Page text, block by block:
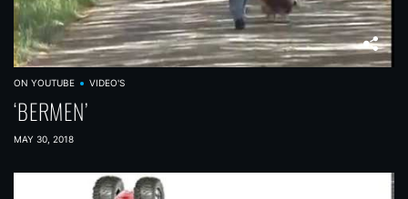
ON YOUTUBE VIDEO'S
‘BERMEN’
MAY 30, 2018